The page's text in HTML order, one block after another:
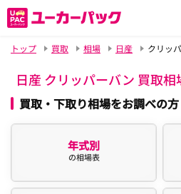
トップ
買取 相場 日産 クリッ
日産 クリッパーバン 買取
買取・下取り相場をお調べの方
年式別
の相場表